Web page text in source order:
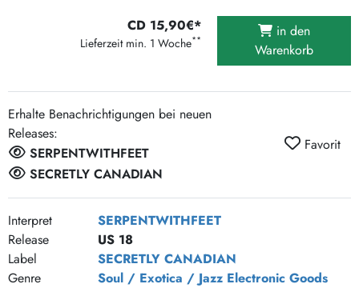
CD 15,90€*
Lieferzeit min. 1 Woche**
in den
Warenkorb
Erhalte Benachrichtigungen bei neuen
Releases:
SERPENTWITHFEET
SECRETLY CANADIAN
Favorit
Interpret
SERPENTWITHFEET
Release
US 18
Label
SECRETLY CANADIAN
Genre
Soul / Exotica / Jazz Electronic Goods